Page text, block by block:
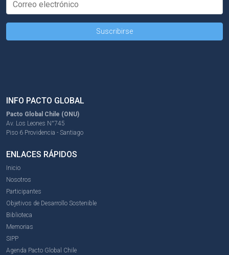
INFO PACTO GLOBAL
Pacto Global Chile (ONU)
Av. Los Leones N°745
Piso 6 Providencia - Santiago
ENLACES RÁPIDOS
Inicio
Nosotros
Participantes
Objetivos de Desarrollo Sostenible
Biblioteca
Memorias
SIPP
Agenda Pacto Global Chile